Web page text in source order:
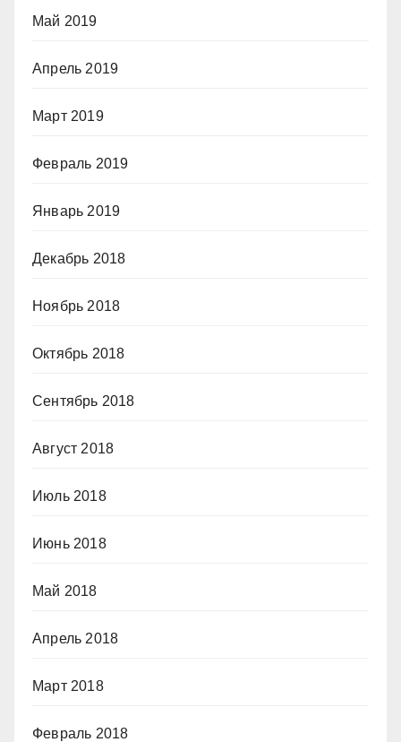
Май 2019
Апрель 2019
Март 2019
Февраль 2019
Январь 2019
Декабрь 2018
Ноябрь 2018
Октябрь 2018
Сентябрь 2018
Август 2018
Июль 2018
Июнь 2018
Май 2018
Апрель 2018
Март 2018
Февраль 2018